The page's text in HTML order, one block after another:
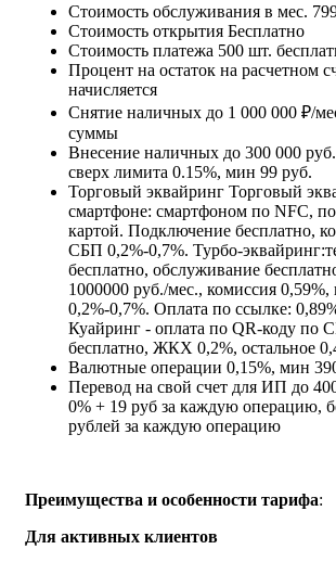
Стоимость обслуживания в мес.
Стоимость открытия Бесплатно
Стоимость платежа 500 шт.
Процент на остаток на расчетном
начисляется
Снятие наличных до 1 000 000 ₽/
суммы
Внесение наличных до 300 000
сверх лимита 0.15%, мин 99 руб.
Торговый эквайринг Торговый
смартфоне: смартфоном по NFC,
картой. Подключение бесплатно,
СБП 0,2%-0,7%. Турбо-
бесплатно, обслуживание
1000000 руб./мес., комиссия 0,59%,
0,2%-0,7%. Оплата по ссылке:
Куайринг - оплата по QR-коду по
бесплатно, ЖКХ 0,2%, остальное
Валютные операции 0,15%, мин
Перевод на свой счет для ИП до
0% + 19 руб за каждую операцию,
рублей за каждую операцию
Преимущества и особенности тарифа:
Для активных клиентов